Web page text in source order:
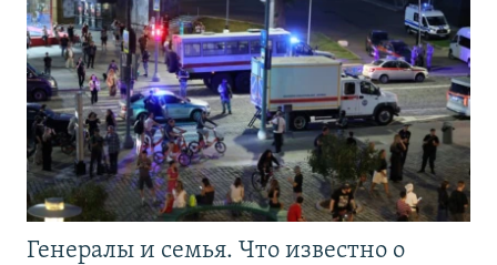
Генералы и семья. Что известно о